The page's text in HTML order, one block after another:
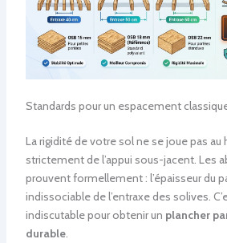
Standards pour un espacement
La rigidité de votre sol ne se joue pas au
strictement de l’appui sous-jacent. Les
prouvent formellement : l’épaisseur du
indissociable de l’entraxe des solives.
indiscutable pour obtenir un plancher
durable.